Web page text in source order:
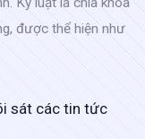
được thể hiện như
sát các tin tức